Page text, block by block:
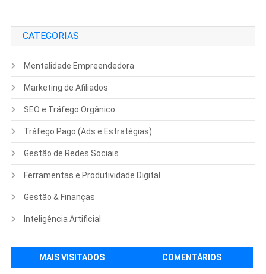
CATEGORIAS
Mentalidade Empreendedora
Marketing de Afiliados
SEO e Tráfego Orgânico
Tráfego Pago (Ads e Estratégias)
Gestão de Redes Sociais
Ferramentas e Produtividade Digital
Gestão & Finanças
Inteligência Artificial
MAIS VISITADOS COMENTÁRIOS